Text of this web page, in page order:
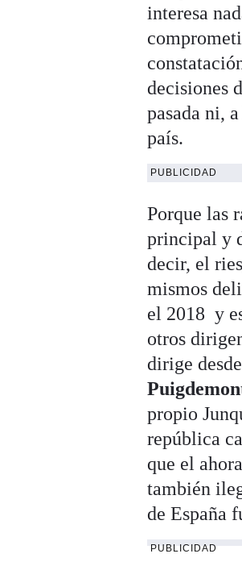
interesa
decisiones
pasada ni,
país.
PUBLICIDAD
Porque las
principal y
decir, el
mismos
el 2018 y
otros
dirige
propio
república
que el
también
de España
PUBLICIDAD